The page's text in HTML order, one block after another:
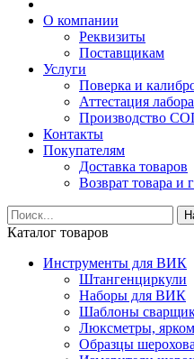
О компании
Реквизиты
Поставщикам
Услуги
Поверка и
Аттестация
Производство
Контакты
Покупателям
Доставка товаров
Возврат товара и
Каталог товаров
Инструменты для ВИК
Штангенциркули
Наборы для ВИК
Шаблоны
Люксметры,
Образцы